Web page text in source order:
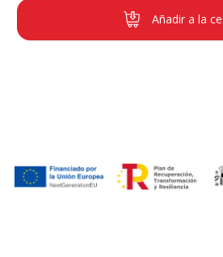
Añadir a la